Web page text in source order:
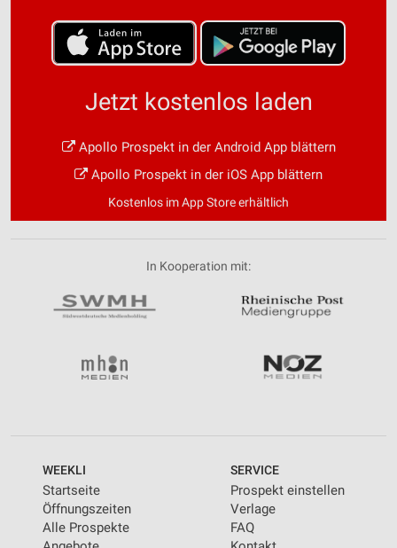
Jetzt kostenlos laden
Apollo Prospekt in der Android App blättern
Apollo Prospekt in der iOS App blättern
Kostenlos im App Store erhältlich
In Kooperation mit:
WEEKLI
Startseite
Öffnungszeiten
Alle Prospekte
SERVICE
Prospekt einstellen
Verlage
FAQ